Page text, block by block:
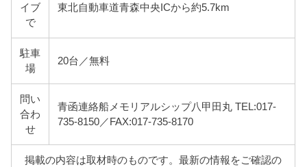
イブ
で
東北自動車道青森中央ICから約5.7km
駐車
場
20台／無料
問い
合わ
せ
青函連絡船メモリアルシップ八甲田丸 TEL:017-
735-8150／FAX:017-735-8170
掲載の内容は取材時のものです。最新の情報をご確認の